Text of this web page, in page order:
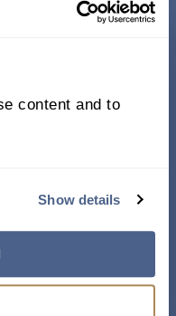
content and to
Show details
E.
QC